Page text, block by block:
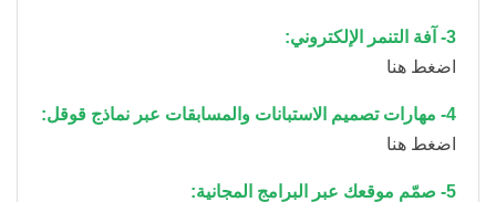
3- آفة التنمر الإلكتروني:
اضغط هنا
4- مهارات تصميم الاستبانات والمسابقات عبر نماذج قوقل:
اضغط هنا
5- صمّم موقعك عبر البرامج المجانية: